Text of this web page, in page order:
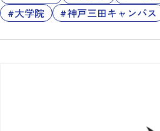
大学院
神戸三田キャンパス